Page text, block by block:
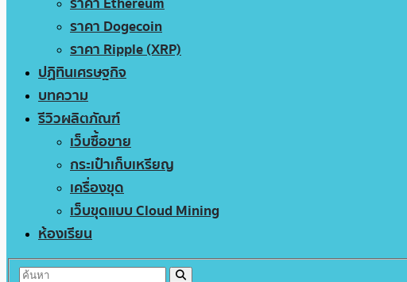
ราคา Dogecoin
ราคา Ripple (XRP)
ปฏิทินเศรษฐกิจ
บทความ
รีวิวผลิตภัณฑ์
เว็บซื้อขาย
กระเป๋าเก็บเหรียญ
เครื่องขุด
เว็บขุดแบบ Cloud Mining
ห้องเรียน